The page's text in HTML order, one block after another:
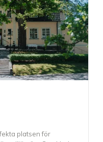
platsen för